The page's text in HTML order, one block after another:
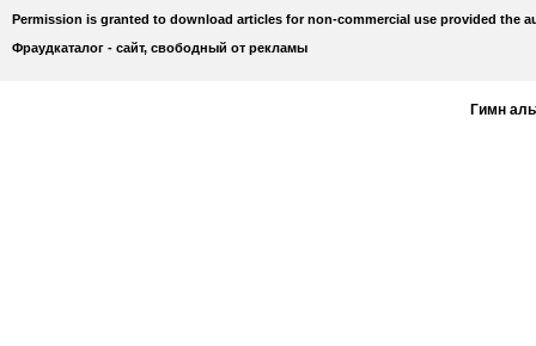
Permission is granted to download articles for non-commercial use provided the
Фраудкаталог - сайт, свободный от рекламы
Гимн